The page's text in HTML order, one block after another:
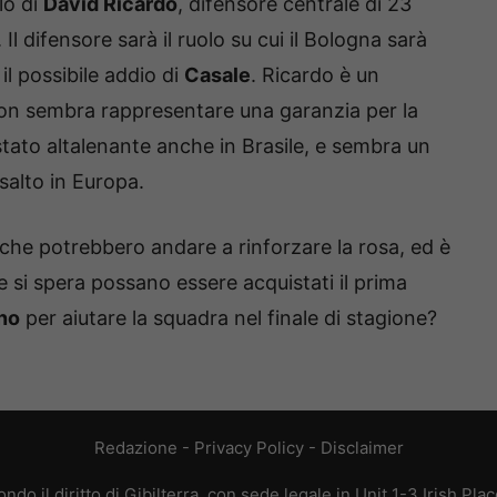
Il difensore sarà il ruolo su cui il Bologna sarà
possibile addio di Casale. Ricardo è un
sembra rappresentare una garanzia per la
altalenante anche in Brasile, e sembra un
in Europa.
potrebbero andare a rinforzare la rosa, ed è
si spera possano essere acquistati il prima
per aiutare la squadra nel finale di stagione?
Redazione - Privacy Policy- Disclaimer